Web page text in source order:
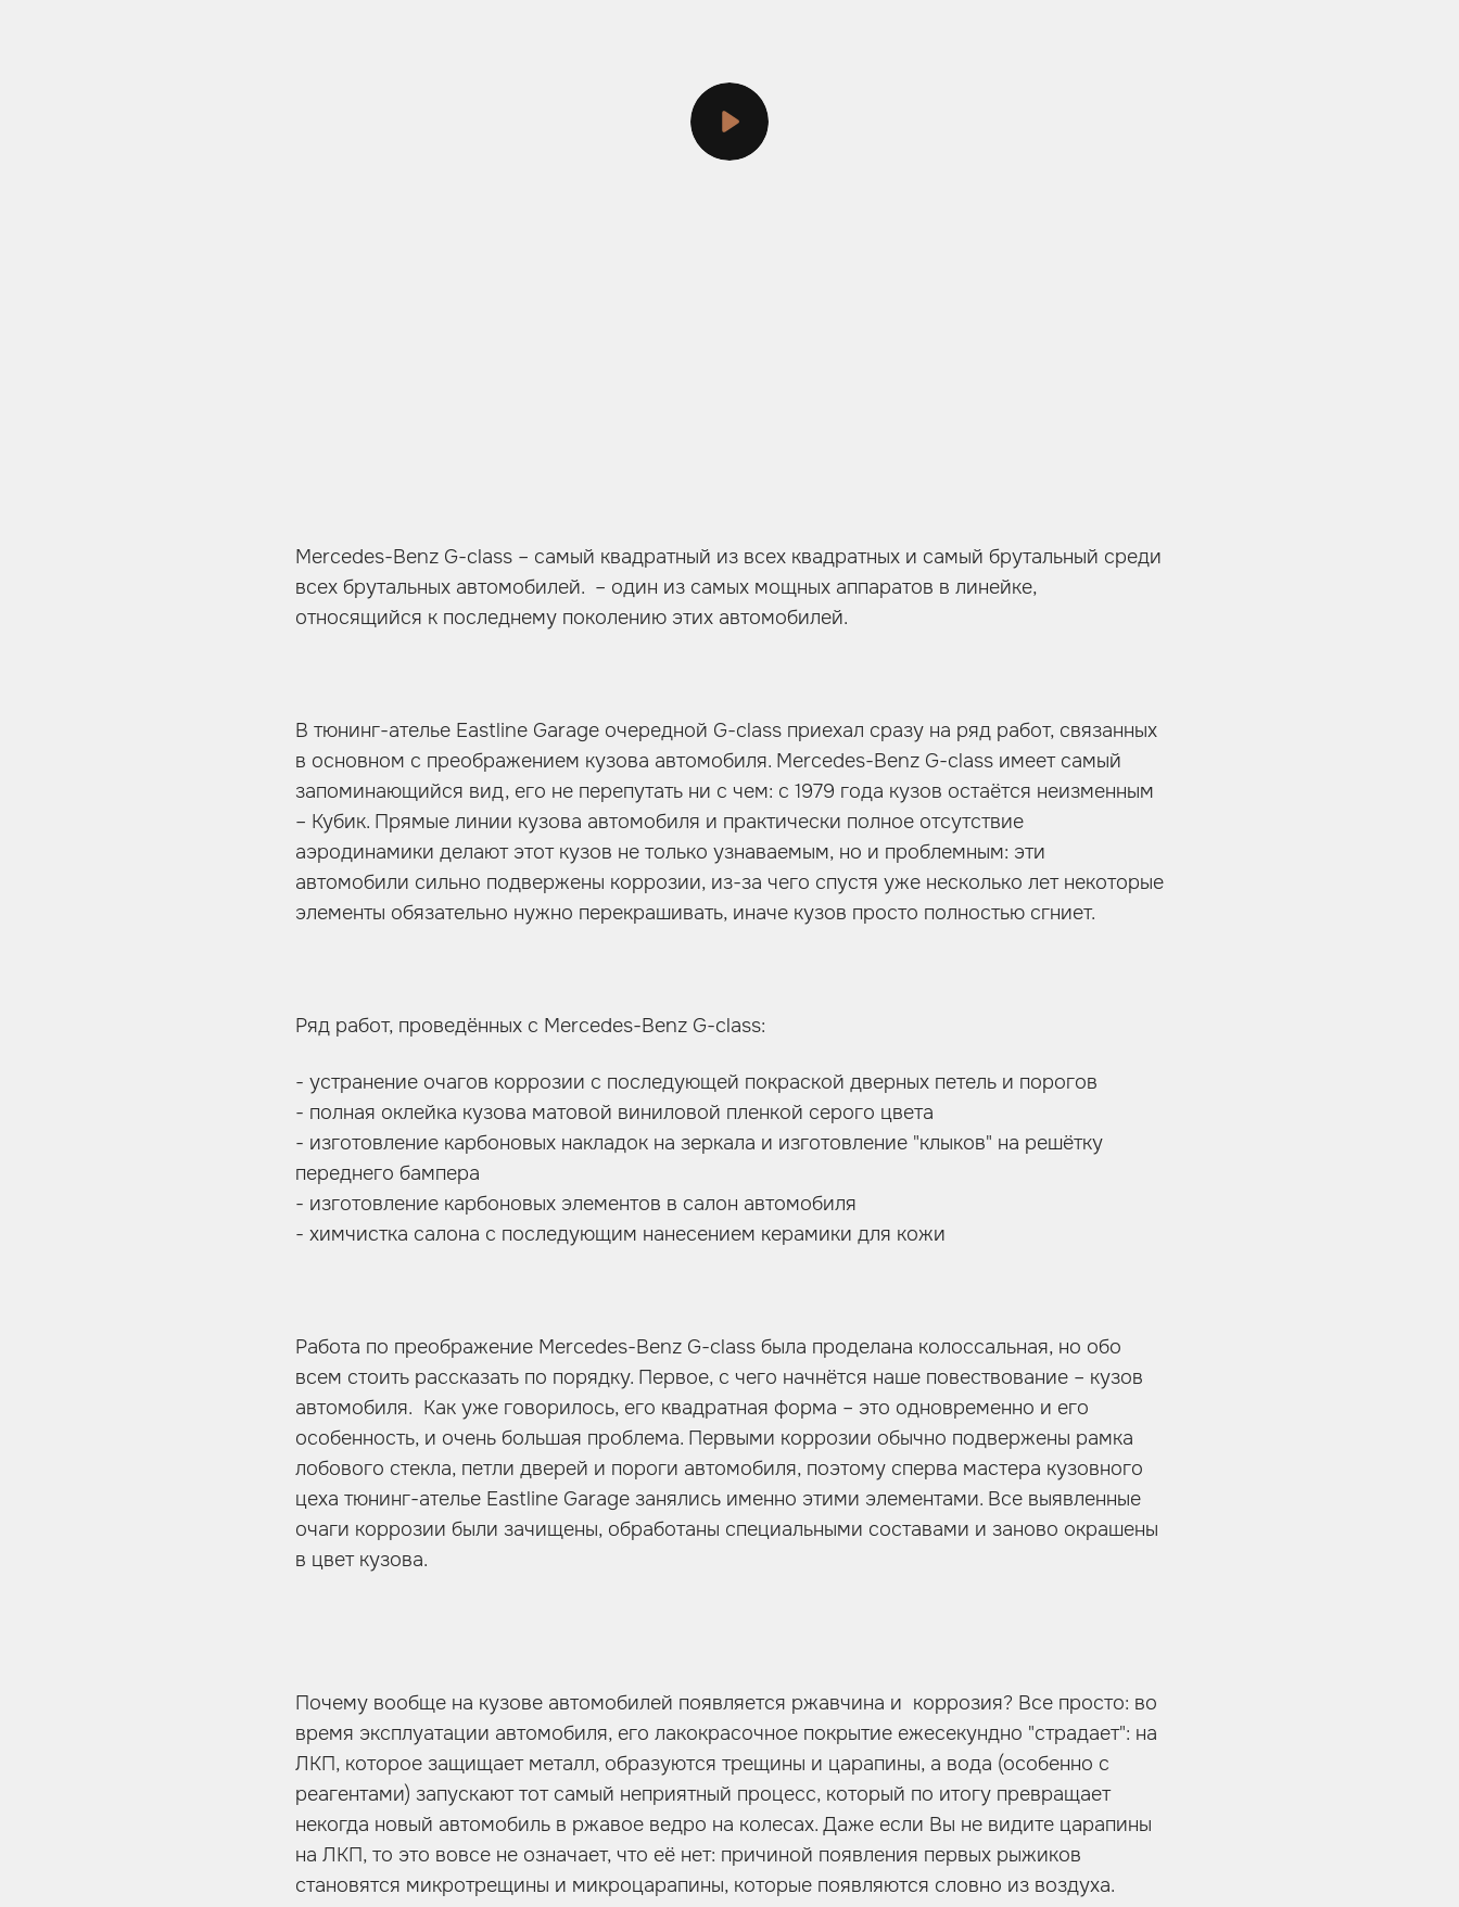
Mercedes-Benz G-class – самый квадратный из всех квадратных и самый брутальный среди
всех брутальных автомобилей. – один из самых мощных аппаратов в линейке,
относящийся к последнему поколению этих автомобилей.
В тюнинг-ателье Eastline Garage очередной G-class приехал сразу на ряд работ, связанных
в основном с преображением кузова автомобиля. Mercedes-Benz G-class имеет самый
запоминающийся вид, его не перепутать ни с чем: с 1979 года кузов остаётся неизменным
– Кубик. Прямые линии кузова автомобиля и практически полное отсутствие
аэродинамики делают этот кузов не только узнаваемым, но и проблемным: эти
автомобили сильно подвержены коррозии, из-за чего спустя уже несколько лет некоторые
элементы обязательно нужно перекрашивать, иначе кузов просто полностью сгниет.
Ряд работ, проведённых с Mercedes-Benz G-class:
- устранение очагов коррозии с последующей покраской дверных петель и порогов
- полная оклейка кузова матовой виниловой пленкой серого цвета
- изготовление карбоновых накладок на зеркала и изготовление "клыков" на решётку
переднего бампера
- изготовление карбоновых элементов в салон автомобиля
- химчистка салона с последующим нанесением керамики для кожи
Работа по преображение Mercedes-Benz G-class была проделана колоссальная, но обо
всем стоить рассказать по порядку. Первое, с чего начнётся наше повествование – кузов
автомобиля. Как уже говорилось, его квадратная форма – это одновременно и его
особенность, и очень большая проблема. Первыми коррозии обычно подвержены рамка
лобового стекла, петли дверей и пороги автомобиля, поэтому сперва мастера кузовного
цеха тюнинг-ателье Eastline Garage занялись именно этими элементами. Все выявленные
очаги коррозии были зачищены, обработаны специальными составами и заново окрашены
в цвет кузова.
Почему вообще на кузове автомобилей появляется ржавчина и коррозия? Все просто: во
время эксплуатации автомобиля, его лакокрасочное покрытие ежесекундно "страдает": на
ЛКП, которое защищает металл, образуются трещины и царапины, а вода (особенно с
реагентами) запускают тот самый неприятный процесс, который по итогу превращает
некогда новый автомобиль в ржавое ведро на колесах. Даже если Вы не видите царапины
на ЛКП, то это вовсе не означает, что её нет: причиной появления первых рыжиков
становятся микротрещины и микроцарапины, которые появляются словно из воздуха.